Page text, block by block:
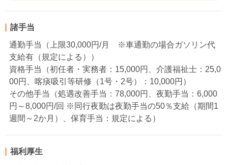
諸手当
通勤手当（上限30,000円/月 ※車通勤の場合ガソリン代
支給有（規定による））
資格手当（初任者・実務者：15,000円、介護福祉士：25,0
00円、喀痰吸引等研修（1号・2号）：10,000円）
その他手当（処遇改善手当：78,000円、夜勤手当：6,000
円～8,000円/回 ※同行夜勤は夜勤手当の50％支給（期間1
週間～2か月）、保育手当：規定による）
福利厚生